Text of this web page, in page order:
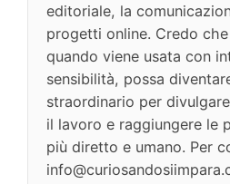
editoriale, la
progetti online. Credo
quando viene usata con
sensibilità, possa
straordinario per
il lavoro e raggiungere le
più diretto e umano. Per